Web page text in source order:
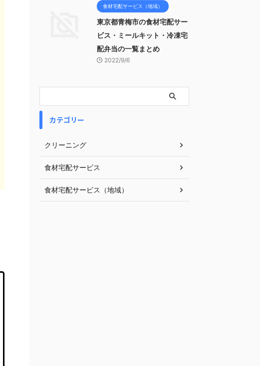
食材宅配サービス（地域）
東京都青梅市の食材宅配サー
ビス・ミールキット・冷凍宅
配弁当の一覧まとめ
2022/9/6
カテゴリー
クリーニング
食材宅配サービス
食材宅配サービス（地域）